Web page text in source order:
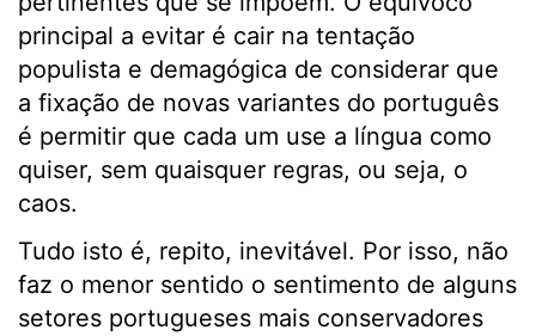
principal a evitar é cair na tentação
populista e demagógica de considerar que
a fixação de novas variantes do português
é permitir que cada um use a língua como
quiser, sem quaisquer regras, ou seja, o
caos.
Tudo isto é, repito, inevitável. Por isso, não
faz o menor sentido o sentimento de alguns
setores portugueses mais conservadores